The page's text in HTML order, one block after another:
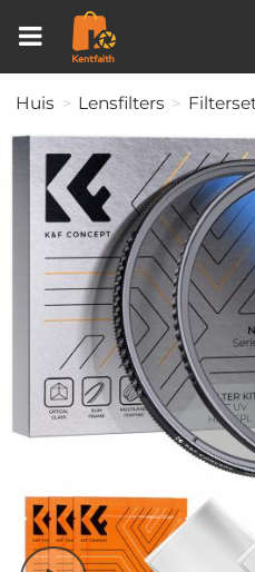
Huis Lensfilters